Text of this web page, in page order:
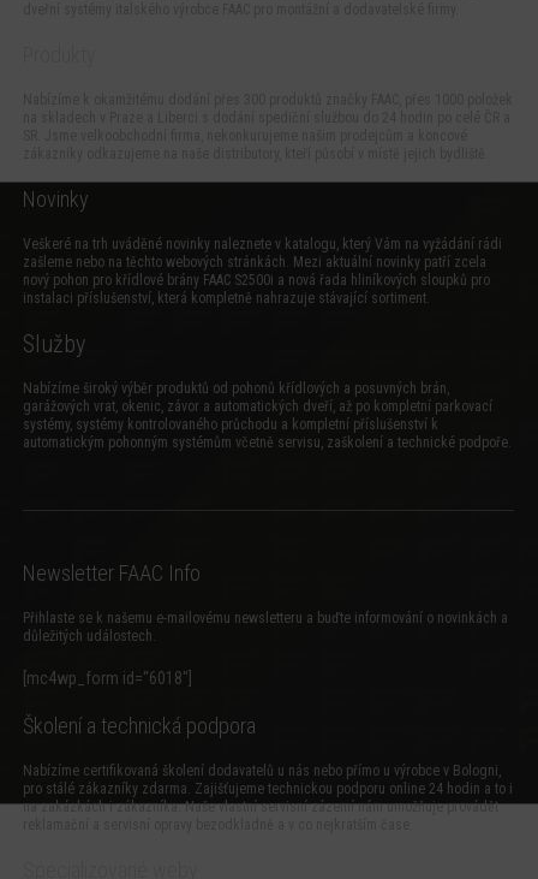
Novinky
Veškeré na trh uváděné novinky naleznete v katalogu, který Vám na vyžádání rádi
zašleme nebo na těchto webových stránkách. Mezi aktuální novinky patří zcela
nový pohon pro křídlové brány FAAC S2500i a nová řada hliníkových sloupků pro
instalaci příslušenství , která kompletně nahrazuje stávající sortiment.
Služby
Nabízíme široký výběr produktů od pohonů křídlových a posuvných brán,
garážových vrat, okenic, závor a automatických dveří, až po kompletní parkovací
systémy, systémy kontrolovaného průchodu a kompletní příslušenství k
automatickým pohonným systémům včetně servisu, zaškolení a technické podpoře.
Newsletter FAAC Info
Přihlaste se k našemu e-mailovému newsletteru a buďte informování o novinkách a
důležitých událostech.
[mc4wp_form id=“6018″]
Školení a technická podpora
Nabízíme certifikovaná školení dodavatelů u nás nebo přímo u výrobce v Bologni,
pro stálé zákazníky zdarma. Zajišťujeme technickou podporu online 24 hodin a to i
na zakázkách i zákazníka. Naše vlastní servisní zázemí nám umožňuje provádět